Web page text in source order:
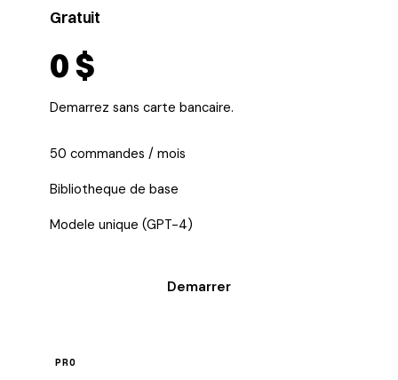
Gratuit
0 $
Demarrez sans carte bancaire.
50 commandes / mois
Bibliotheque de base
Modele unique (GPT-4)
Demarrer
PRO